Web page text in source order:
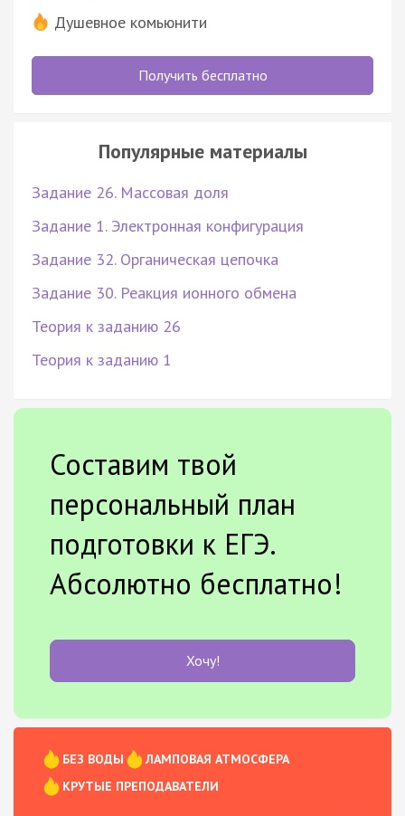
Душевное комьюнити
Получить бесплатно
Популярные материалы
Задание 26. Массовая доля
Задание 1. Электронная конфигурация
Задание 32. Органическая цепочка
Задание 30. Реакция ионного обмена
Теория к заданию 26
Теория к заданию 1
Составим твой
персональный план
подготовки к ЕГЭ.
Абсолютно бесплатно!
Хочу!
БЕЗ ВОДЫ
ЛАМПОВАЯ АТМОСФЕРА
КРУТЫЕ ПРЕПОДАВАТЕЛИ